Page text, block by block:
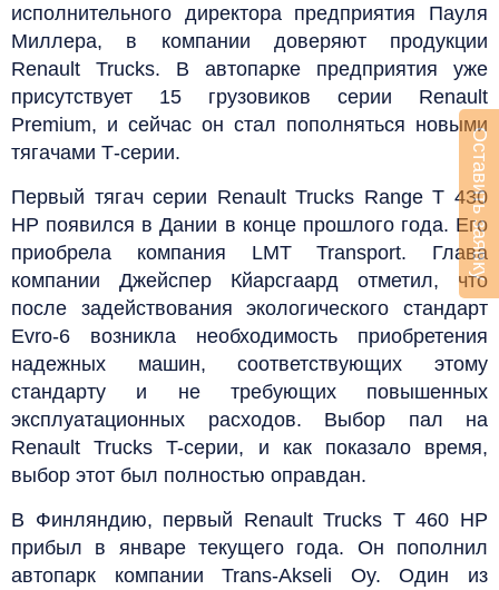
исполнительного директора предприятия Пауля
Миллера, в компании доверяют продукции
Renault Trucks. В автопарке предприятия уже
присутствует 15 грузовиков серии Renault
Premium, и сейчас он стал пополняться новыми
тягачами Т-серии.
Первый тягач серии Renault Trucks Range T 430
HP появился в Дании в конце прошлого года. Его
приобрела компания LMT Transport. Глава
компании Джейспер Кйарсгаард отметил, что
после задействования экологического стандарт
Evro-6 возникла необходимость приобретения
надежных машин, соответствующих этому
стандарту и не требующих повышенных
эксплуатационных расходов. Выбор пал на
Renault Trucks T-серии, и как показало время,
выбор этот был полностью оправдан.
В Финляндию, первый Renault Trucks T 460 HP
прибыл в январе текущего года. Он пополнил
автопарк компании Trans-Akseli Oy. Один из
Оставить заявку